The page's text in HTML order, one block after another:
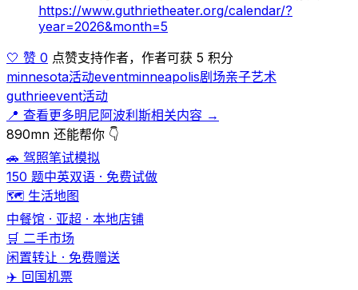
https://www.guthrietheater.org/calendar/?
year=2026&month=5
🤍 赞 0 点赞支持作者，作者可获 5 积分
minnesota活动eventminneapolis剧场亲子艺术
guthrieevent活动
📍 查看更多明尼阿波利斯相关内容 →
890mn 还能帮你 👇
🚗 驾照笔试模拟
150 题中英双语 · 免费试做
🗺️ 生活地图
中餐馆 · 亚超 · 本地店铺
🛒 二手市场
闲置转让 · 免费赠送
✈️ 回国机票